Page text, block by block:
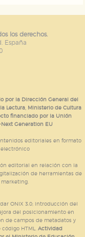
los derechos.
España
por la Dirección General del
Lectura, Ministerio de Cultura
financiado por la Unión
Next Generation EU
editoriales en formato
electrónico
editorial en relación con la
de herramientas de
marketing.
ONIX 3.0; introducción del
del posicionamiento en
de campos de metadatos y
código HTML.Actividad